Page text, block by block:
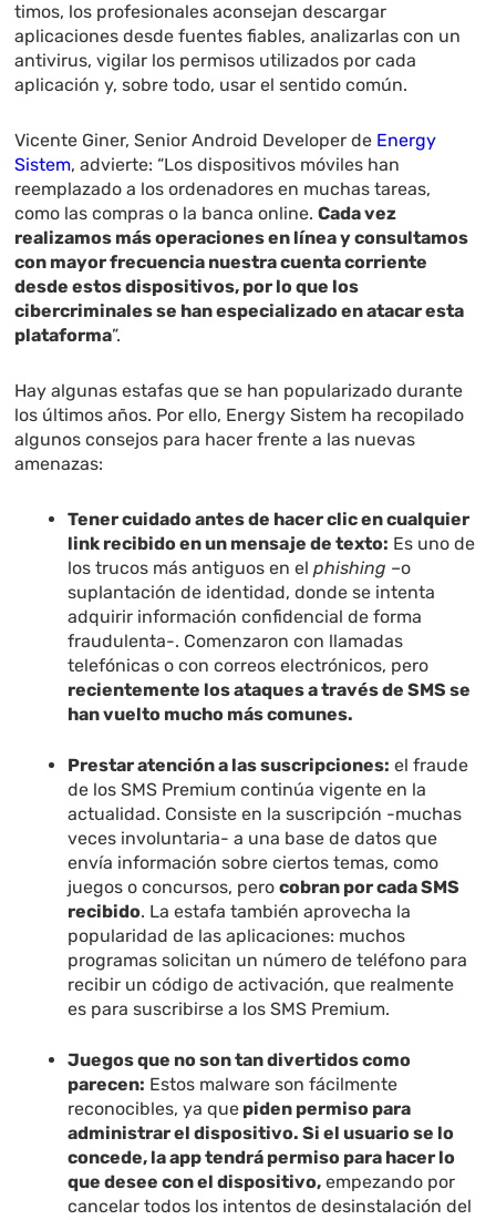
timos, los profesionales aconsejan descargar
aplicaciones desde fuentes fiables, analizarlas con un
antivirus, vigilar los permisos utilizados por cada
aplicación y, sobre todo, usar el sentido común.
Vicente Giner, Senior Android Developer de Energy
Sistem, advierte: “Los dispositivos móviles han
reemplazado a los ordenadores en muchas tareas,
como las compras o la banca online.Cada vez
realizamos más operaciones en línea y consultamos
con mayor frecuencia nuestra cuenta corriente
desde estos dispositivos, por lo que los
cibercriminales se han especializado en atacar esta
plataforma”.
Hay algunas estafas que se han popularizado durante
los últimos años. Por ello, Energy Sistem ha recopilado
algunos consejos para hacer frente a las nuevas
amenazas:
Tener cuidado antes de hacer clic en cualquier
link recibido en un mensaje de texto: Es uno de
los trucos más antiguos en elphishing –o
suplantación de identidad, donde se intenta
adquirir información confidencial de forma
fraudulenta-. Comenzaron con llamadas
telefónicas o con correos electrónicos, pero
recientemente los ataques a través de SMS se
han vuelto mucho más comunes.
Prestar atención a las suscripciones: el fraude
de los SMS Premium continúa vigente en la
actualidad. Consiste en la suscripción -muchas
veces involuntaria- a una base de datos que
envía información sobre ciertos temas, como
juegos o concursos, perocobran por cada SMS
recibido. La estafa también aprovecha la
popularidad de las aplicaciones: muchos
programas solicitan un número de teléfono para
recibir un código de activación, que realmente
es para suscribirse a los SMS Premium.
Juegos que no son tan divertidos como
parecen: Estos malware son fácilmente
reconocibles, ya que piden permiso para
administrar el dispositivo. Si el usuario se lo
concede, la app tendrá permiso para hacer lo
que desee con el dispositivo, empezando por
cancelar todos los intentos de desinstalación del